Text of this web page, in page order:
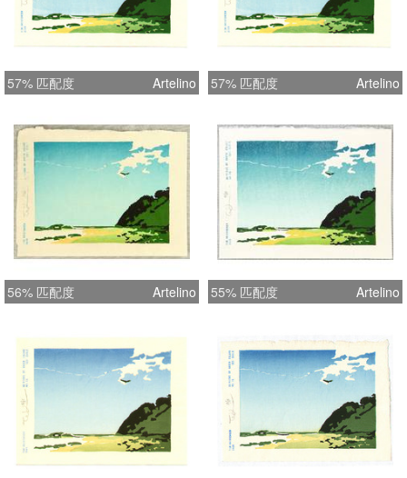
57% 匹配度 Artelino 57% 匹配度 Artelino
56% 匹配度 Artelino 55% 匹配度 Artelino